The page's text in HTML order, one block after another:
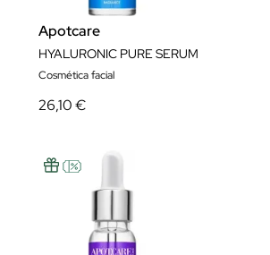
Apotcare
HYALURONIC PURE SERUM
Cosmética facial
26,10 €